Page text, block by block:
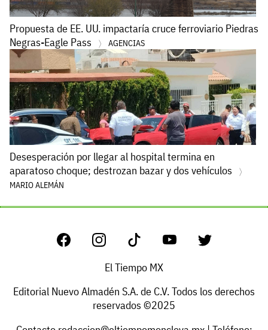
Propuesta de EE. UU. impactaría cruce ferroviario Piedras
Negras-Eagle Pass
AGENCIAS
Desesperación por llegar al hospital termina en
aparatoso choque; destrozan bazar y dos vehículos
MARIO ALEMÁN
El Tiempo MX
Editorial Nuevo Almadén S.A. de C.V. Todos los derechos
reservados ©2025